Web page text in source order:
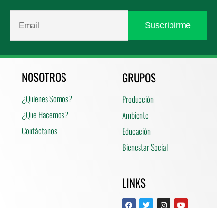
NOSOTROS
¿Quienes Somos?
¿Que Hacemos?
Contáctanos
GRUPOS
Producción
Ambiente
Educación
Bienestar Social
LINKS